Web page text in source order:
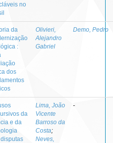
no
da
:
dos
Olivieri,
Alejandro
Gabriel
Demo, Pedro
da
e da
Lima, João
Vicente
Barroso da
Costa;
Neves,
-